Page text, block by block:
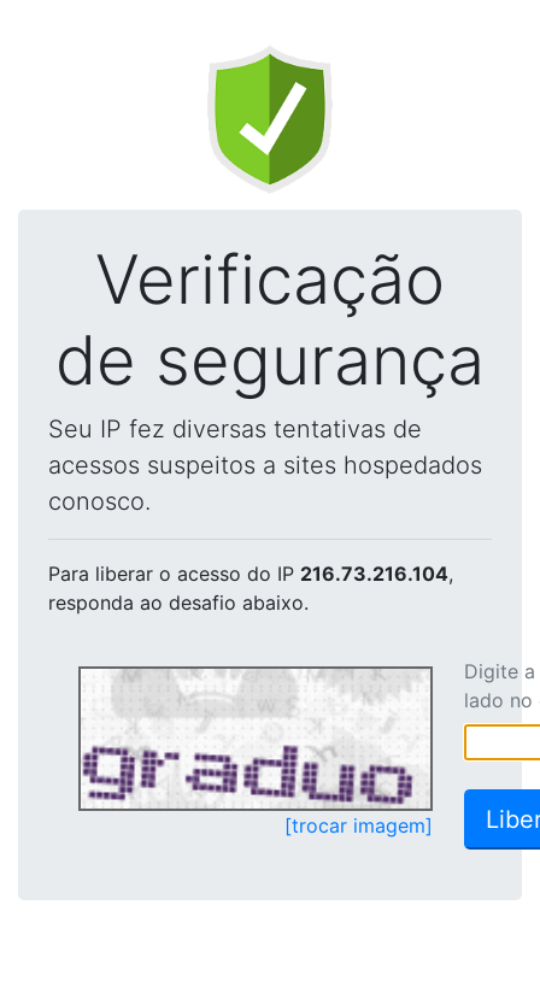
Verificação
de segurança
Seu IP fez diversas tentativas de
acessos suspeitos a sites hospedados
conosco.
Para liberar o acesso do IP 216.73.216.104,
responda ao desafio abaixo.
[trocar imagem]
Digite
lado no